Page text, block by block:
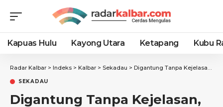
Kapuas Hulu Kayong Utara Ketapang Kubu
Radar Kalbar > Indeks > Kalbar > Sekadau > Digantung Tanpa Kejelasan, Puluhan Karyawan PT MJP 1 Sekadau, Tuntut Kepastian Nasib di DPRD Sekadau
SEKADAU
Digantung Tanpa Kejelasan,